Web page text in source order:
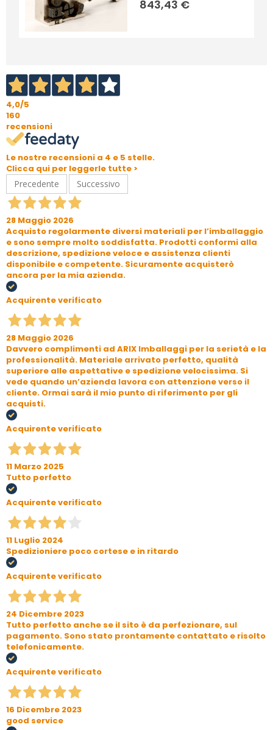
843,43 €
4,0/5
160
recensioni
Le nostre recensioni a 4 e 5 stelle.
Clicca qui per leggerle tutte >
Precedente
Successivo
28 Maggio 2026
Acquisto regolarmente diversi materiali per l’imballaggio
e sono sempre molto soddisfatta. Prodotti conformi alla
descrizione, spedizione veloce e assistenza clienti
disponibile e competente. Sicuramente acquisterò
ancora per la mia azienda.
Acquirente verificato
28 Maggio 2026
Davvero complimenti ad ARIX Imballaggi per la serietà e la
professionalità. Materiale arrivato perfetto, qualità
superiore alle aspettative e spedizione velocissima. Si
vede quando un’azienda lavora con attenzione verso il
cliente. Ormai sarà il mio punto di riferimento per gli
acquisti.
Acquirente verificato
11 Marzo 2025
Tutto perfetto
Acquirente verificato
11 Luglio 2024
Spedizioniere poco cortese e in ritardo
Acquirente verificato
24 Dicembre 2023
Tutto perfetto anche se il sito è da perfezionare, sul
pagamento. Sono stato prontamente contattato e risolto
telefonicamente.
Acquirente verificato
16 Dicembre 2023
good service